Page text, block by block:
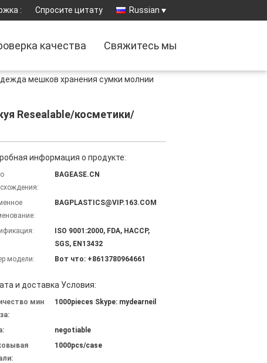
: Спросите цитату Russian
качества Свяжитесь мы
мешков хранения сумки молнии
Resealable/косметики/
информация о продукте:
BAGEASE.CN
BAGPLASTICS@VIP.163.COM
ISO 9001:2000, FDA, HACCP,
SGS, EN13432
модели:
Вот что: +8613780964661
и доставка Условия:
мин
1000pieces Skype: mydearneil
negotiable
1000pcs/case